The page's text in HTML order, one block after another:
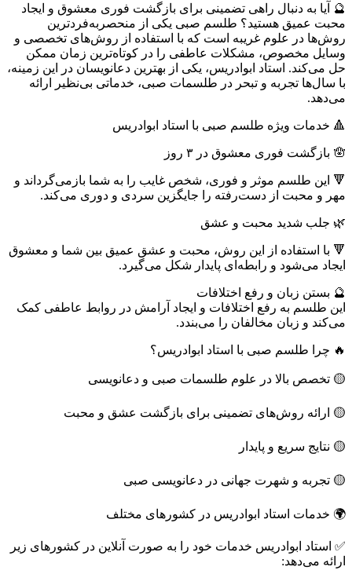
🔮 آیا به دنبال راهی تضمینی برای بازگشت فوری معشوق و ایجاد
محبت عمیق هستید؟ طلسم صبی یکی از منحصر‌به‌فردترین
روش‌ها در علوم غریبه است که با استفاده از روش‌های تخصصی و
وسایل مخصوص، مشکلات عاطفی را در کوتاه‌ترین زمان ممکن
حل می‌کند. استاد ابوادریس، یکی از بهترین دعانویسان در این زمینه،
با سال‌ها تجربه و تبحر در طلسمات صبی، خدماتی بی‌نظیر ارائه
می‌دهد.
🔺 خدمات ویژه طلسم صبی با استاد ابوادریس
🪬 بازگشت فوری معشوق در ۳ روز
🔻 این طلسم موثر و فوری، شخص غایب را به شما بازمی‌گرداند و
مهر و محبت از دست‌رفته را جایگزین سردی و دوری می‌کند.
🌿 جلب شدید محبت و عشق
🔻 با استفاده از این روش، محبت و عشق عمیق بین شما و معشوق
ایجاد می‌شود و رابطه‌ای پایدار شکل می‌گیرد.
🔮 بستن زبان و رفع اختلافات
این طلسم به رفع اختلافات و ایجاد آرامش در روابط عاطفی کمک
می‌کند و زبان مخالفان را می‌بندد.
🔥 چرا طلسم صبی با استاد ابوادریس؟
🟡 تخصص بالا در علوم طلسمات صبی و دعانویسی
🟡 ارائه روش‌های تضمینی برای بازگشت عشق و محبت
🟡 نتایج سریع و پایدار
🟡 تجربه و شهرت جهانی در دعانویسی صبی
🌍 خدمات استاد ابوادریس در کشورهای مختلف
✅ استاد ابوادریس خدمات خود را به صورت آنلاین در کشورهای زیر
ارائه می‌دهد: